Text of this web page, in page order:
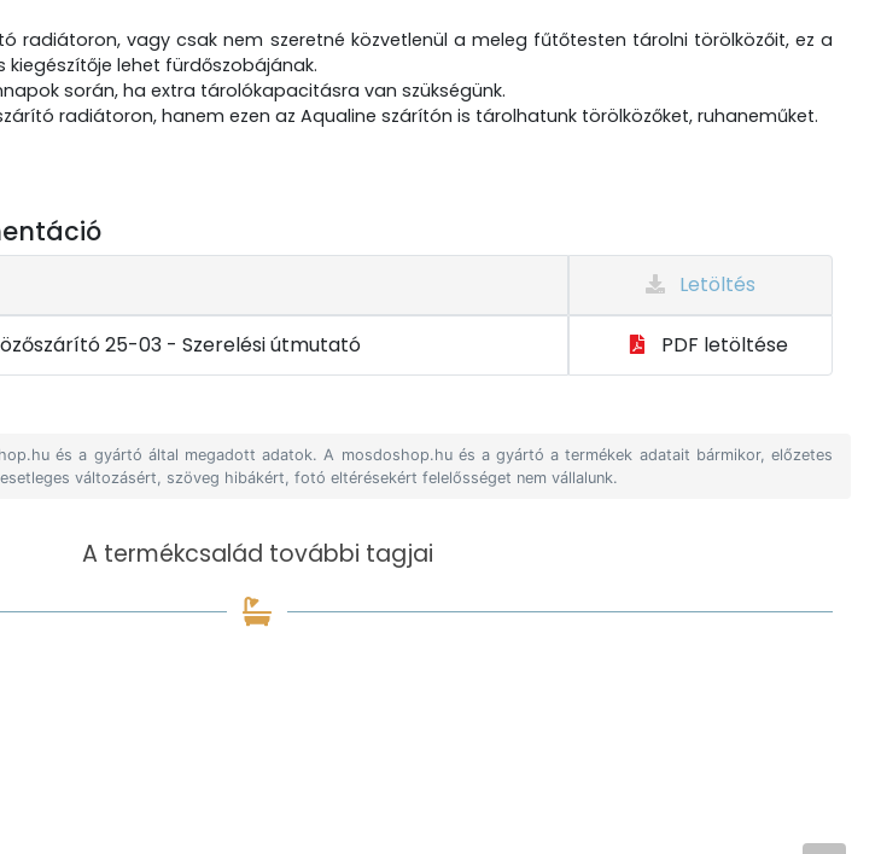
radiátoron, vagy csak nem szeretné közvetlenül a meleg fűtőtesten tárolni törölközőit, ez a
lehet fürdőszobájának.
során, ha extra tárolókapacitásra van szükségünk.
radiátoron, hanem ezen az Aqualine szárítón is tárolhatunk törölközőket, ruhaneműket.
Letöltés
25-03 - Szerelési útmutató PDF letöltése
és a gyártó által megadott adatok. A mosdoshop.hu és a gyártó a termékek adatait bármikor, előzetes
változásért, szöveg hibákért, fotó eltérésekért felelősséget nem vállalunk.
A termékcsalád további tagjai